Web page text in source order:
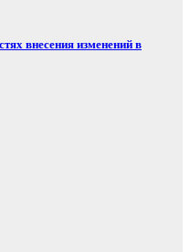
внесения изменений в